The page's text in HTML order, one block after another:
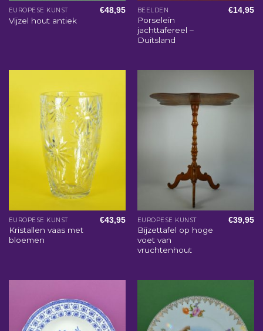
EUROPESE KUNST
Vijzel hout antiek
€48,95 BEELDEN
Porselein
jachttafereel –
Duitsland
€14,95
EUROPESE KUNST
Kristallen vaas met
bloemen
€43,95 EUROPESE KUNST
Bijzettafel op hoge
voet van
vruchtenhout
€39,95